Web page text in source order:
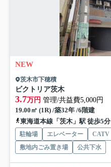
NEW
茨木市下穂積
ビクトリア茨木
3.7万円 管理/共益費5,000円
19.00㎡ (1R) /築32年 /6階建
東海道本線「茨木」駅 徒歩5分
駐輪場 エレベーター CATV
敷地内ごみ置き場
公共下水